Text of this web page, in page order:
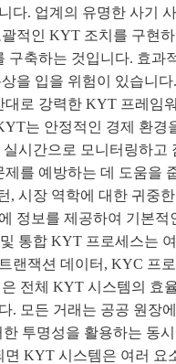
다. 업계의 유명한 사기
적인 KYT 조치를 구현
구축하는 것입니다. 효
을 입을 위험이 있습니
로 강력한 KYT 프레임
는 안정적인 경제 환
시간으로 모니터링하
를 예방하는 데 도움을
시장 역학에 대한 귀중
정보를 제공하여 기본
통합 KYT 프로세스는
랜잭션 데이터, KYC 프
전체 KYT 시스템의 효
. 모든 거래는 공공 원장
투명성을 활용하는 동
KYT 시스템은 여러